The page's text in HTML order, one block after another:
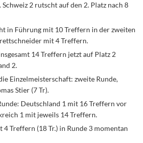
2 rutscht auf den 2. Platz nach 8
in Führung mit 10 Treffern in der zweiten
mit 4 Treffern.
14 Treffern jetzt auf Platz 2
2.
Einzelmeisterschaft: zweite Runde,
Stier (7 Tr).
Deutschland 1 mit 16 Treffern vor
1 mit jeweils 14 Treffern.
Treffern (18 Tr.) in Runde 3 momentan